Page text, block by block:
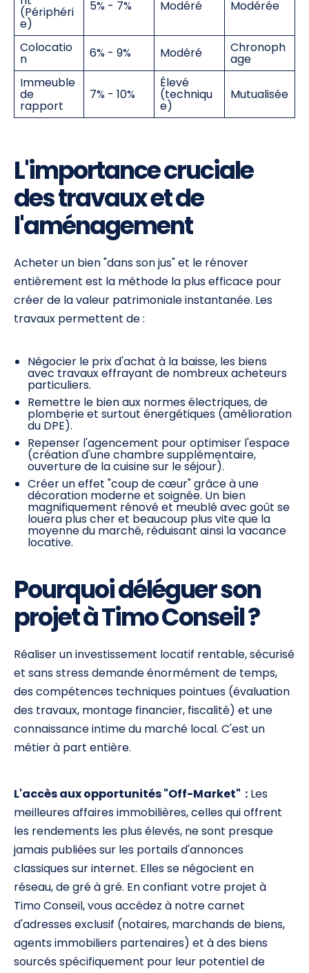
(Périphéri
e)
5% - 7% Modéré Modérée
Colocatio
n 6% - 9% Modéré Chronoph
age
Immeuble
de
rapport
7% - 10%
Élevé
(techniqu
e)
Mutualisée
L'importance cruciale
des travaux et de
l'aménagement
Acheter un bien "dans son jus" et le rénover
entièrement est la méthode la plus efficace pour
créer de la valeur patrimoniale instantanée. Les
travaux permettent de :
Négocier le prix d'achat à la baisse, les biens
avec travaux effrayant de nombreux acheteurs
particuliers.
Remettre le bien aux normes électriques, de
plomberie et surtout énergétiques (amélioration
du DPE).
Repenser l'agencement pour optimiser l'espace
(création d'une chambre supplémentaire,
ouverture de la cuisine sur le séjour).
Créer un effet "coup de cœur" grâce à une
décoration moderne et soignée. Un bien
magnifiquement rénové et meublé avec goût se
louera plus cher et beaucoup plus vite que la
moyenne du marché, réduisant ainsi la vacance
locative.
Pourquoi déléguer son
projet à Timo Conseil ?
Réaliser un investissement locatif rentable, sécurisé
et sans stress demande énormément de temps,
des compétences techniques pointues (évaluation
des travaux, montage financier, fiscalité) et une
connaissance intime du marché local. C'est un
métier à part entière.
L'accès aux opportunités "Off-Market" : Les
meilleures affaires immobilières, celles qui offrent
les rendements les plus élevés, ne sont presque
jamais publiées sur les portails d'annonces
classiques sur internet. Elles se négocient en
réseau, de gré à gré. En confiant votre projet à
Timo Conseil, vous accédez à notre carnet
d'adresses exclusif (notaires, marchands de biens,
agents immobiliers partenaires) et à des biens
sourcés spécifiquement pour leur potentiel de